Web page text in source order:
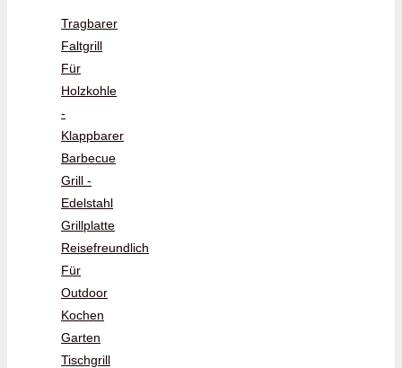
Tragbarer
Faltgrill
Für
Holzkohle
-
Klappbarer
Barbecue
Grill -
Edelstahl
Grillplatte
Reisefreundlich
Für
Outdoor
Kochen
Garten
Tischgrill